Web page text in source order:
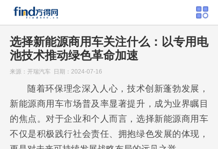
选择新能源商用车关注什么：以专用电
池技术推动绿色革命加速
来源：开瑞汽车 日期：2024-07-16
随着环保理念深入人心，技术创新蓬勃发展，
新能源商用车市场普及率显著提升，成为业界瞩目
的焦点。对于企业和个人而言，选择新能源商用车
不仅是积极践行社会责任、拥抱绿色发展的体现，